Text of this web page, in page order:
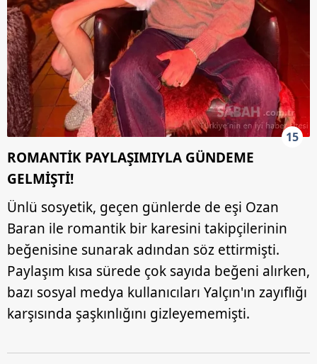
15
ROMANTİK PAYLAŞIMIYLA GÜNDEME
GELMİŞTİ!
Ünlü sosyetik, geçen günlerde de eşi Ozan
Baran ile romantik bir karesini takipçilerinin
beğenisine sunarak adından söz ettirmişti.
Paylaşım kısa sürede çok sayıda beğeni alırken,
bazı sosyal medya kullanıcıları Yalçın'ın zayıflığı
karşısında şaşkınlığını gizleyememişti.